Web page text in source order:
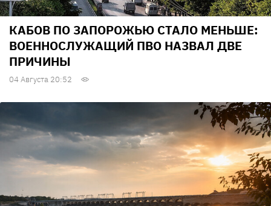
КАБОВ ПО ЗАПОРОЖЬЮ СТАЛО МЕНЬШЕ:
ВОЕННОСЛУЖАЩИЙ ПВО НАЗВАЛ ДВЕ
ПРИЧИНЫ
04 Августа 20:52